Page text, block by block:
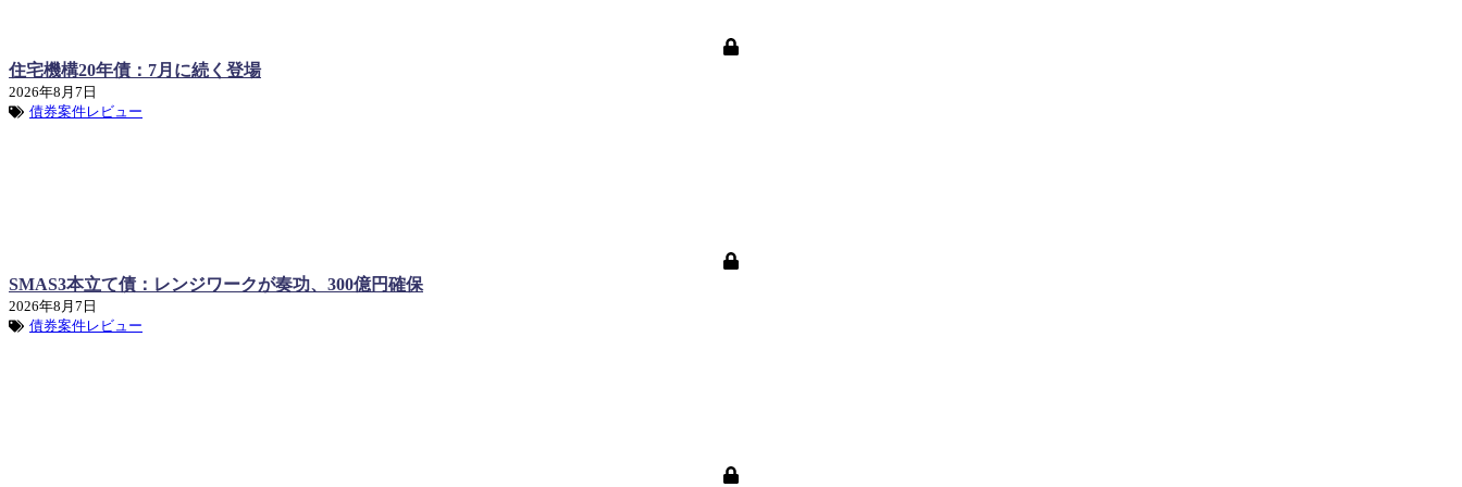
住宅機構20年債：7月に続く登場
2026年8月7日
債券案件レビュー
SMAS3本立て債：レンジワークが奏功、300億円確保
2026年8月7日
債券案件レビュー